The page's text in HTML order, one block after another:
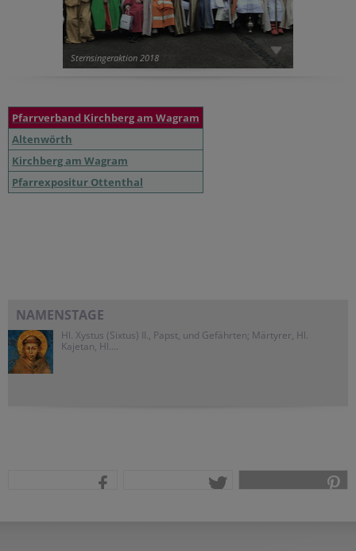
Sternsingeraktion 2018
Pfarrverband Kirchberg am Wagram
Altenwörth
Kirchberg am Wagram
Pfarrexpositur Ottenthal
NAMENSTAGE
Hl. Xystus (Sixtus) II., Papst, und Gefährten; Märtyrer, Hl.
Kajetan, Hl....